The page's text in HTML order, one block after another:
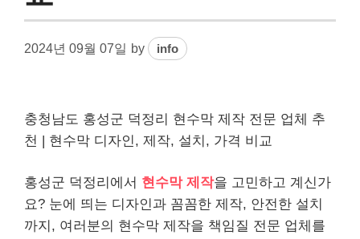
2024년 09월 07일 by info
충청남도 홍성군 덕정리 현수막 제작 전문 업체 추
천 | 현수막 디자인, 제작, 설치, 가격 비교
홍성군 덕정리에서 현수막 제작을 고민하고 계신가
요? 눈에 띄는 디자인과 꼼꼼한 제작, 안전한 설치
까지, 여러분의 현수막 제작을 책임질 전문 업체를